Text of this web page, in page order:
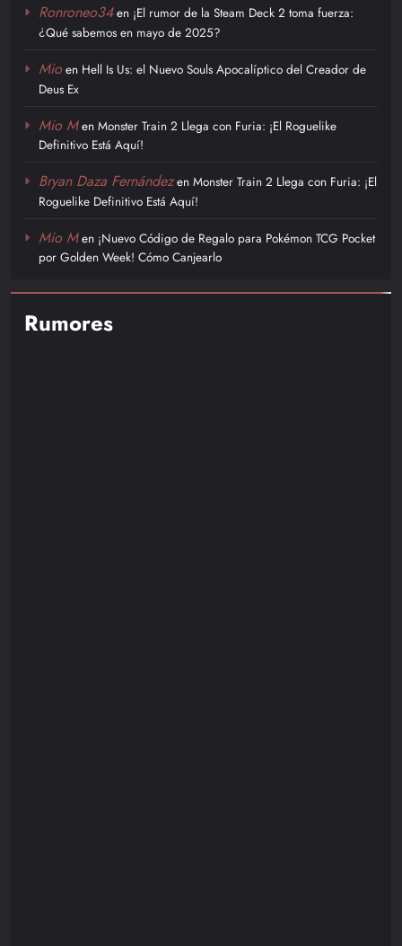
Ronroneo34en ¡El rumor de la Steam Deck 2 toma fuerza:
¿Qué sabemos en mayo de 2025?
Mioen Hell Is Us: el Nuevo Souls Apocalíptico del Creador de
Deus Ex
Mio Men Monster Train 2 Llega con Furia: ¡El Roguelike
Definitivo Está Aquí!
Bryan Daza Fernándezen Monster Train 2 Llega con Furia: ¡El
Roguelike Definitivo Está Aquí!
Mio Men ¡Nuevo Código de Regalo para Pokémon TCG Pocket
por Golden Week! Cómo Canjearlo
Rumores